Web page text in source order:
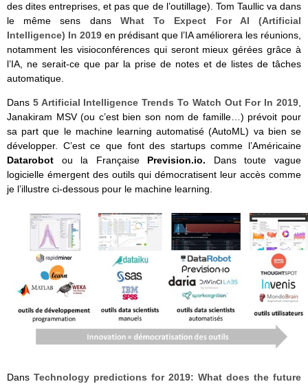
des dites entreprises, et pas que de l’outillage). Tom Taullic va dans
le même sens dans What To Expect For AI (Artificial
Intelligence) In 2019 en prédisant que l’IA améliorera les réunions,
notamment les visioconférences qui seront mieux gérées grâce à
l’IA, ne serait-ce que par la prise de notes et de listes de tâches
automatique.
Dans 5 Artificial Intelligence Trends To Watch Out For In 2019,
Janakiram MSV (ou c’est bien son nom de famille…) prévoit pour
sa part que le machine learning automatisé (AutoML) va bien se
développer. C’est ce que font des startups comme l’Américaine
Datarobot ou la Française Prevision.io. Dans toute vague
logicielle émergent des outils qui démocratisent leur accès comme
je l’illustre ci-dessous pour le machine learning.
Dans Technology predictions for 2019: What does the future